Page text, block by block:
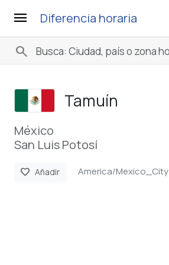
menu Diferencia horaria
search
Tamuín
México
San Luis Potosí
favorite Añadir America/Mexico_City